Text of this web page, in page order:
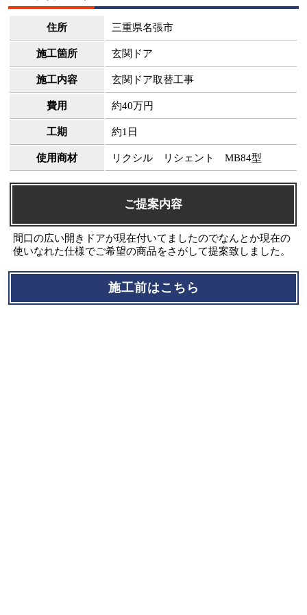
住所 三重県名張市
施工箇所 玄関ドア
施工内容 玄関ドア取替工事
費用 約40万円
工期 約1日
使用商材 リクシル リシェント MB84型
ご提案内容
間口の広い開きドアが現在付いてましたのでなんとか現在の
使いなれた仕様でご希望の商品をさがして提案致しました。
施工前はこちら